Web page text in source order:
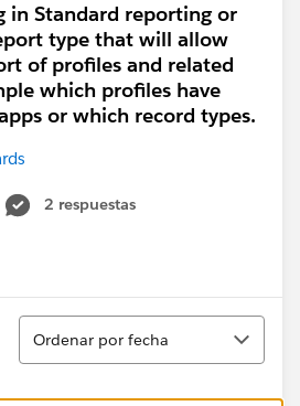
in Standard reporting or
type that will allow
of profiles and related
which profiles have
or which record types.
2 respuestas
Ordenar
Ordenar por fecha